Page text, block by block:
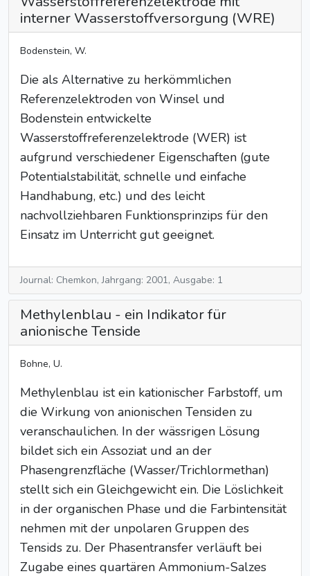
interner Wasserstoffversorgung (WRE)
Bodenstein, W.
Die als Alternative zu herkömmlichen
Referenzelektroden von Winsel und
Bodenstein entwickelte
Wasserstoffreferenzelektrode (WER) ist
aufgrund verschiedener Eigenschaften (gute
Potentialstabilität, schnelle und einfache
Handhabung, etc.) und des leicht
nachvollziehbaren Funktionsprinzips für den
Einsatz im Unterricht gut geeignet.
Journal: Chemkon, Jahrgang: 2001, Ausgabe: 1
Methylenblau - ein Indikator für
anionische Tenside
Bohne, U.
Methylenblau ist ein kationischer Farbstoff, um
die Wirkung von anionischen Tensiden zu
veranschaulichen. In der wässrigen Lösung
bildet sich ein Assoziat und an der
Phasengrenzfläche (Wasser/Trichlormethan)
stellt sich ein Gleichgewicht ein. Die Löslichkeit
in der organischen Phase und die Farbintensität
nehmen mit der unpolaren Gruppen des
Tensids zu. Der Phasentransfer verläuft bei
Zugabe eines quartären Ammonium-Salzes